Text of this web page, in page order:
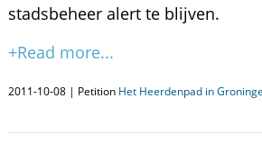
stadsbeheer alert te blijven.
+Read more...
2011-10-08 | Petition Het Heerdenpad in